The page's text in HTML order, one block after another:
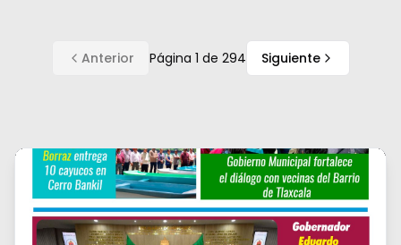
Anterior Página 1 de 294 Siguiente